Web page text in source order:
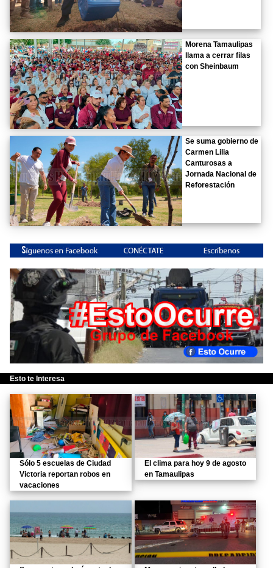
Morena Tamaulipas
llama a cerrar filas
con Sheinbaum
Se suma gobierno de
Carmen Lilia
Canturosas a
Jornada Nacional de
Reforestación
Esto te Interesa
Sólo 5 escuelas de Ciudad
Victoria reportan robos en
vacaciones
El clima para hoy 9 de agosto
en Tamaulipas